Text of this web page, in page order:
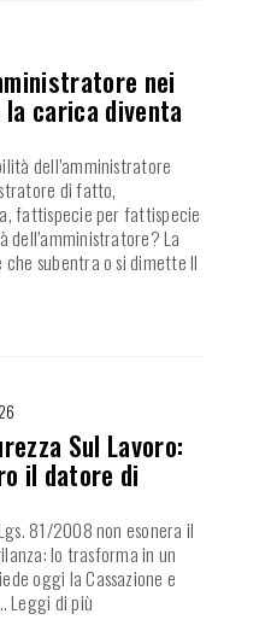
nei
carica diventa
dell’amministratore
di fatto,
fattispecie per fattispecie
dell’amministratore? La
subentra o si dimette Il
Sul Lavoro:
il datore di
81/2008 non esonera il
lo trasforma in un
oggi la Cassazione e
Leggi di più